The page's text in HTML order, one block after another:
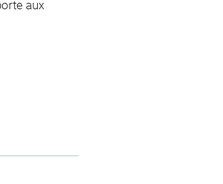
aux